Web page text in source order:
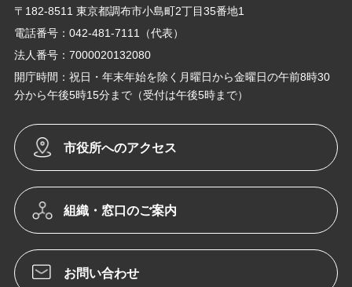
〒182-8511 東京都調布市小島町2丁目35番地1
電話番号：042-481-7111（代表）
法人番号：7000020132080
開庁時間：祝日・年末年始を除く月曜日から金曜日の午前8時30
分から午後5時15分まで（受付は午後5時まで）
市役所へのアクセス
組織・窓口のご案内
お問い合わせ